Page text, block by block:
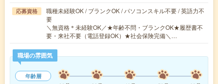
応募資格
職種未経験OK / ブランクOK / パソコンスキル不要 / 英語力不
要
＼無資格＊未経験OK／★年齢不問・ブランクOK★履歴書不
要・来社不要（電話登録OK）★社会保険完備＼…
職場の雰囲気
年齢層